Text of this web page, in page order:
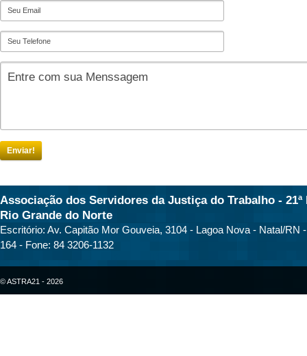
Enviar!
Associação dos Servidores da Justiça do Trabalho - 21ª
Rio Grande do Norte
Escritório: Av. Capitão Mor Gouveia, 3104 - Lagoa Nova - Natal/RN
164 - Fone: 84 3206-1132
© ASTRA21 - 2026